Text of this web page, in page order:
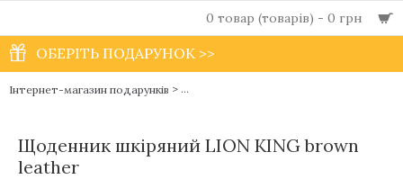
0 товар (товарів) - 0 грн
ОБЕРІТЬ ПОДАРУНОК >>
Інтернет-магазин подарунків > Чоловічі фірмові блокноти і щоденники
Щоденник шкіряний LION KING brown
leather